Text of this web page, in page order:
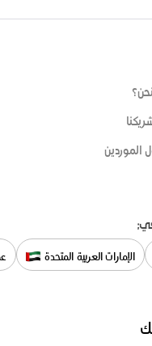
الموردين
الإمارات العربية المتحدة